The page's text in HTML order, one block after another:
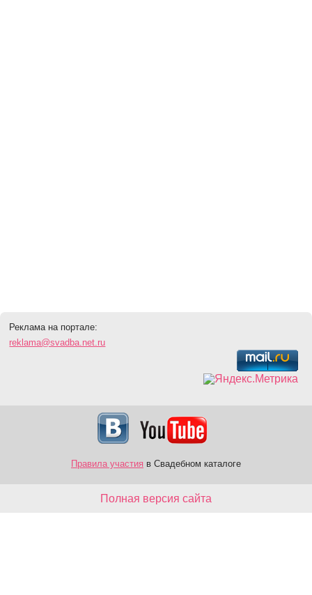
Реклама на портале:
reklama@svadba.net.ru
Правила участия в Свадебном каталоге
Полная версия сайта